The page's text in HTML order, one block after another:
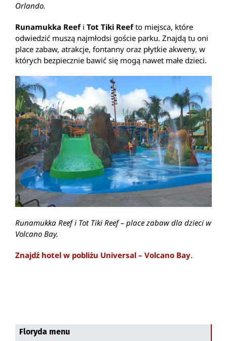
Orlando.
Runamukka Reefi Tot Tiki Reefto miejsca, które
odwiedzić muszą najmłodsi goście parku. Znajdą tu oni
place zabaw, atrakcje, fontanny oraz płytkie akweny, w
których bezpiecznie bawić się mogą nawet małe dzieci.
Runamukka Reef i Tot Tiki Reef – place zabaw dla dzieci w
Volcano Bay.
Znajdź hotel w pobliżu Universal – Volcano Bay.
Floryda menu
Klimat Florydy
Najpiękniejsze plaże Florydy